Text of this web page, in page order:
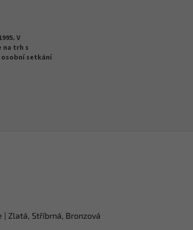
V
na trh s
setkání
Zlatá, Stříbrná, Bronzová